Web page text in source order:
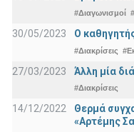
#Διαγωνισμοί
30/05/2023 Ο
#Διακρίσεις
27/03/2023 Άλλη μία
#Διακρίσεις
14/12/2022
Θερμά
«Αρτέμης